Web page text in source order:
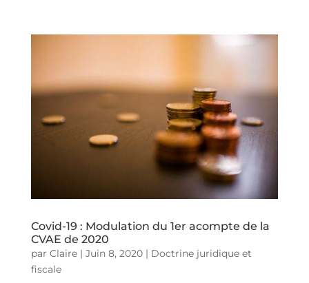
Covid-19 : Modulation du 1er acompte de la
CVAE de 2020
par Claire| Juin 8, 2020| Doctrine juridique et
fiscale